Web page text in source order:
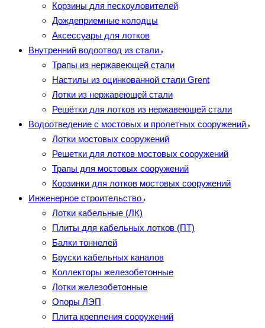
Корзины для пескоуловителей
Дождеприемные колодцы
Аксессуары для лотков
Внутренний водоотвод из стали
Трапы из нержавеющей стали
Настилы из оцинкованной стали Grent
Лотки из нержавеющей стали
Решётки для лотков из нержавеющей стали
Водоотведение с мостовых и пролетных сооружений
Лотки мостовых сооружений
Решетки для лотков мостовых сооружений
Трапы для мостовых сооружений
Корзинки для лотков мостовых сооружений
Инженерное строительство
Лотки кабельные (ЛК)
Плиты для кабельных лотков (ПТ)
Балки тоннелей
Бруски кабельных каналов
Коллекторы железобетонные
Лотки железобетонные
Опоры ЛЭП
Плита крепления сооружений